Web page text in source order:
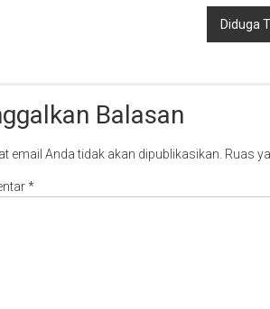
Diduga
Balasan
email Anda tidak akan dipublikasikan. Ruas
*